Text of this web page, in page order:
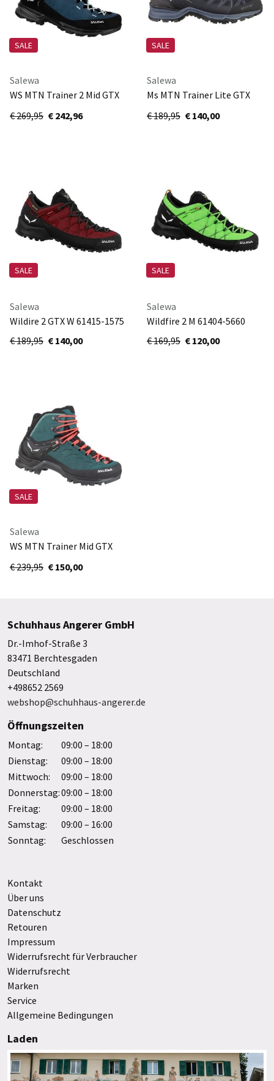
SALE
Salewa
WS MTN Trainer 2 Mid GTX
61398-8669
€ 269,95 € 242,96
SALE
Salewa
Ms MTN Trainer Lite GTX
61361-0971
€ 189,95 € 140,00
SALE
Salewa
Wildire 2 GTX W 61415-1575
€ 189,95 € 140,00
SALE
Salewa
Wildfire 2 M 61404-5660
€ 169,95 € 120,00
SALE
Salewa
WS MTN Trainer Mid GTX
63459-8550
€ 239,95 € 150,00
Schuhhaus Angerer GmbH
Dr.-Imhof-Straße 3
83471 Berchtesgaden
Deutschland
+498652 2569
webshop@schuhhaus-angerer.de
Öffnungszeiten
Montag:
09:00 – 18:00
Dienstag:
09:00 – 18:00
Mittwoch:
09:00 – 18:00
Donnerstag:09:00 – 18:00
Freitag:
09:00 – 18:00
Samstag:
09:00 – 16:00
Sonntag:
Geschlossen
Kontakt
Über uns
Datenschutz
Retouren
Impressum
Widerrufsrecht für Verbraucher
Widerrufsrecht
Marken
Service
Allgemeine Bedingungen
Laden